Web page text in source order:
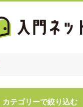
カテゴリーで絞り込む